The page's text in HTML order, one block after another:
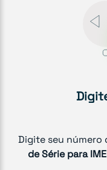
Digite seu número
de Série para